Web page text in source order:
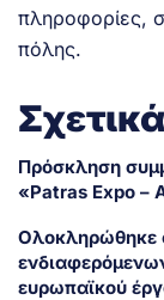
πληροφορίες,
πόλης.
Πρόσκληση
«Patras Expo –
Ολοκληρώθηκε
ευρωπαϊκού